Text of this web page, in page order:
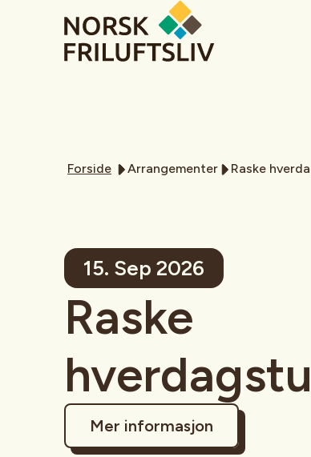
Forside Arrangementer Raske
15. Sep 2026
Raske
Mer informasjon